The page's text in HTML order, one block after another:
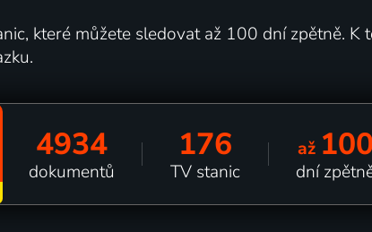
které můžete sledovat až 100 dní zpětně. K
4934
dokumentů
176
TV stanic
až 100
dní